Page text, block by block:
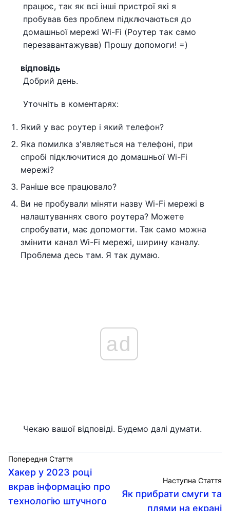
працює, так як всі інші пристрої які я
пробував без проблем підключаються до
домашньої мережі Wi-Fi (Роутер так само
перезавантажував) Прошу допомоги! =)
відповідь
Добрий день.
Уточніть в коментарях:
Який у вас роутер і який телефон?
Яка помилка з'являється на телефоні, при
спробі підключитися до домашньої Wi-Fi
мережі?
Раніше все працювало?
Ви не пробували міняти назву Wi-Fi мережі в
налаштуваннях свого роутера? Можете
спробувати, має допомогти. Так само можна
змінити канал Wi-Fi мережі, ширину каналу.
Проблема десь там. Я так думаю.
ad
Чекаю вашої відповіді. Будемо далі думати.
Попередня Стаття
Хакер у 2023 році
вкрав інформацію про
технологію штучного
Наступна Стаття
Як прибрати смуги та
плями на екрані